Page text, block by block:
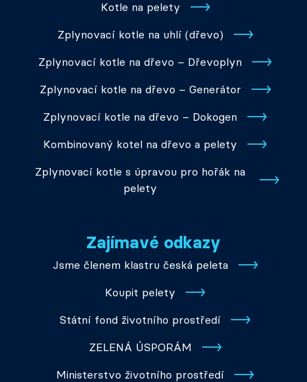
Kotle na pelety
Zplynovací kotle na uhlí (dřevo)
Zplynovací kotle na dřevo – Dřevoplyn
Zplynovací kotle na dřevo – Generátor
Zplynovací kotle na dřevo – Dokogen
Kombinovaný kotel na dřevo a pelety
Zplynovací kotle s úpravou pro hořák na
pelety
Zajímavé odkazy
Jsme členem klastru česká peleta
Koupit pelety
Státní fond životního prostředí
ZELENÁ ÚSPORÁM
Ministerstvo životního prostředí